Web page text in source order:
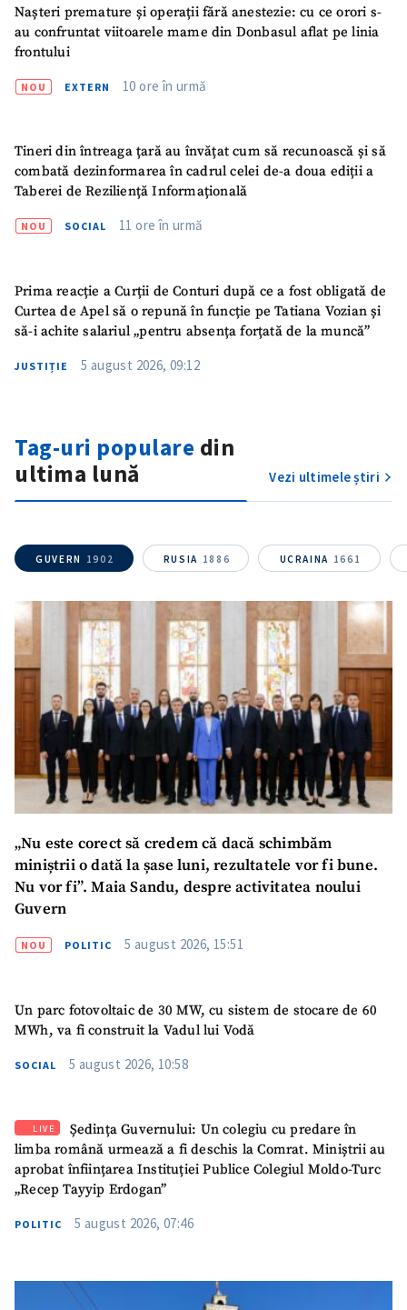
Nașteri premature și operații fără anestezie: cu ce orori s-
au confruntat viitoarele mame din Donbasul aflat pe linia
frontului
NOU EXTERN 10 ore în urmă
Tineri din întreaga țară au învățat cum să recunoască și să
combată dezinformarea în cadrul celei de-a doua ediții a
Taberei de Reziliență Informațională
NOU SOCIAL 11 ore în urmă
Prima reacție a Curții de Conturi după ce a fost obligată de
Curtea de Apel să o repună în funcție pe Tatiana Vozian și
să-i achite salariul „pentru absența forțată de la muncă”
JUSTIȚIE 5 august 2026, 09:12
Tag-uri populare din
ultima lună
Vezi ultimele știri
GUVERN 1902 RUSIA 1886 UCRAINA 1661
„Nu este corect să credem că dacă schimbăm
miniștrii o dată la șase luni, rezultatele vor fi bune.
Nu vor fi”. Maia Sandu, despre activitatea noului
Guvern
NOU POLITIC 5 august 2026, 15:51
Un parc fotovoltaic de 30 MW, cu sistem de stocare de 60
MWh, va fi construit la Vadul lui Vodă
SOCIAL 5 august 2026, 10:58
LIVE
Ședința Guvernului: Un colegiu cu predare în
limba română urmează a fi deschis la Comrat. Miniștrii au
aprobat înființarea Instituției Publice Colegiul Moldo-Turc
„Recep Tayyip Erdogan”
POLITIC 5 august 2026, 07:46